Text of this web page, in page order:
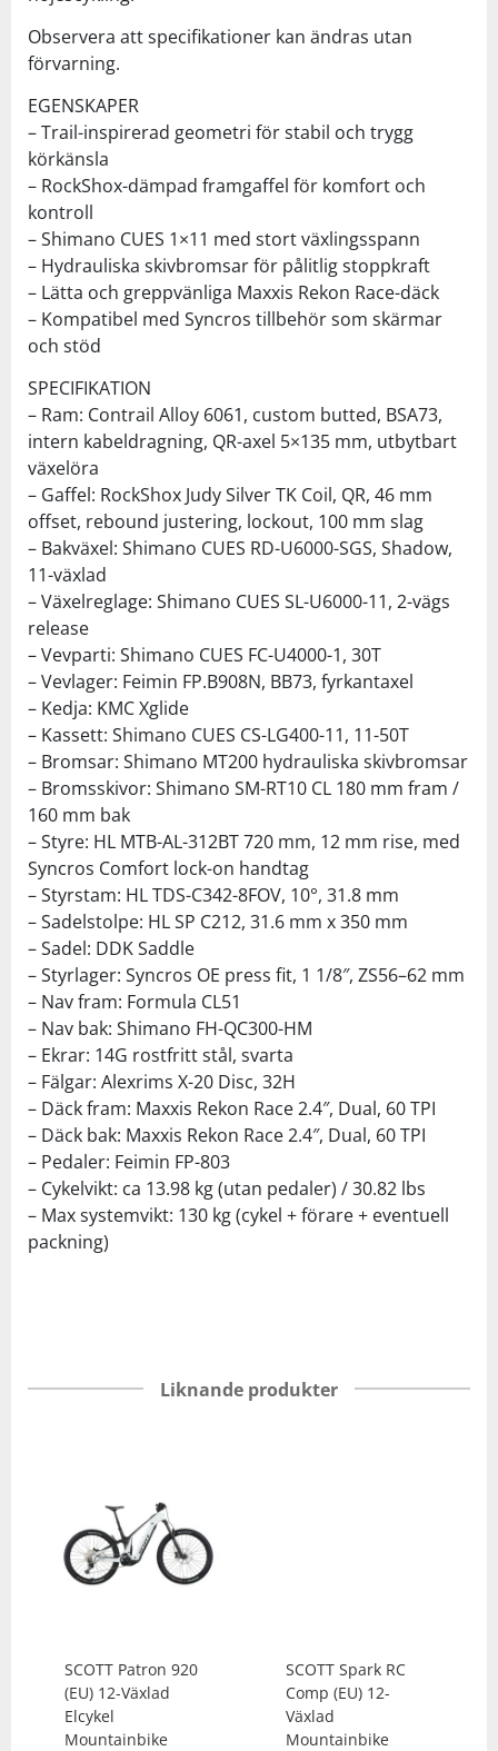
Observera att specifikationer kan ändras utan
förvarning.
EGENSKAPER
– Trail-inspirerad geometri för stabil och trygg
körkänsla
– RockShox-dämpad framgaffel för komfort och
kontroll
– Shimano CUES 1×11 med stort växlingsspann
– Hydrauliska skivbromsar för pålitlig stoppkraft
– Lätta och greppvänliga Maxxis Rekon Race-däck
– Kompatibel med Syncros tillbehör som skärmar
och stöd
SPECIFIKATION
– Ram: Contrail Alloy 6061, custom butted, BSA73,
intern kabeldragning, QR-axel 5×135 mm, utbytbart
växelöra
– Gaffel: RockShox Judy Silver TK Coil, QR, 46 mm
offset, rebound justering, lockout, 100 mm slag
– Bakväxel: Shimano CUES RD-U6000-SGS, Shadow,
11-växlad
– Växelreglage: Shimano CUES SL-U6000-11, 2-vägs
release
– Vevparti: Shimano CUES FC-U4000-1, 30T
– Vevlager: Feimin FP.B908N, BB73, fyrkantaxel
– Kedja: KMC Xglide
– Kassett: Shimano CUES CS-LG400-11, 11-50T
– Bromsar: Shimano MT200 hydrauliska skivbromsar
– Bromsskivor: Shimano SM-RT10 CL 180 mm fram /
160 mm bak
– Styre: HL MTB-AL-312BT 720 mm, 12 mm rise, med
Syncros Comfort lock-on handtag
– Styrstam: HL TDS-C342-8FOV, 10°, 31.8 mm
– Sadelstolpe: HL SP C212, 31.6 mm x 350 mm
– Sadel: DDK Saddle
– Styrlager: Syncros OE press fit, 1 1/8″, ZS56–62 mm
– Nav fram: Formula CL51
– Nav bak: Shimano FH-QC300-HM
– Ekrar: 14G rostfritt stål, svarta
– Fälgar: Alexrims X-20 Disc, 32H
– Däck fram: Maxxis Rekon Race 2.4″, Dual, 60 TPI
– Däck bak: Maxxis Rekon Race 2.4″, Dual, 60 TPI
– Pedaler: Feimin FP-803
– Cykelvikt: ca 13.98 kg (utan pedaler) / 30.82 lbs
– Max systemvikt: 130 kg (cykel + förare + eventuell
packning)
Liknande produkter
SCOTT Patron 920
(EU) 12-Växlad
Elcykel
Mountainbike
SCOTT Spark RC
Comp (EU) 12-
Växlad
Mountainbike